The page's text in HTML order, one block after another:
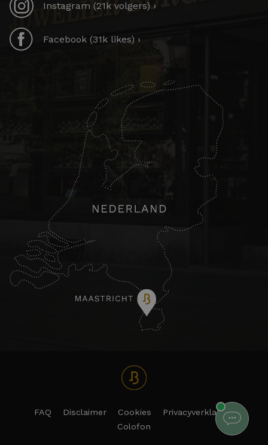
Instagram (21k volgers) ›
Facebook (31k likes) ›
FAQ Disclaimer Cookies
Privacyverklaring
Colofon